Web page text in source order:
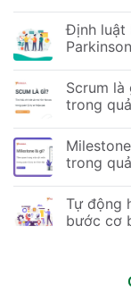
Định luật
Scrum là
trong
trong
Tự động
bước cơ